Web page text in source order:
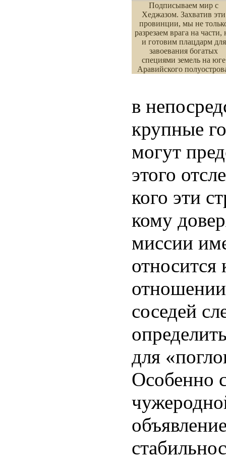
Подписываем мир с
Хеджазом. Захватив эти
провинции, мы не
разрезаем врага на части,
и готовим плацдарм для
завоевания богатых
специями земель на юге
Аравийского
в
крупные
могут
этого
кого эти
кому
миссии
соседей
для
Особенно